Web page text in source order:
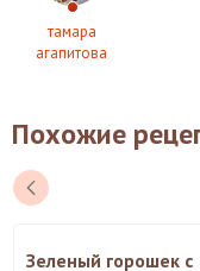
тамара
агапитова
Похожие
Зеленый горошек с